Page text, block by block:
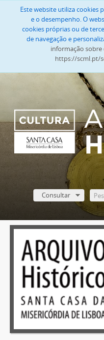
Este website utiliza cookies
e o desempenho. O
cookies próprias ou de
de navegação e
informação sobre
https://scml.pt/
Consultar